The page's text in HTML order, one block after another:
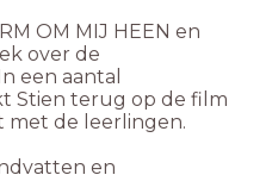
OM MIJ HEEN en
over de
een aantal
Stien terug op de film
met de leerlingen.
en